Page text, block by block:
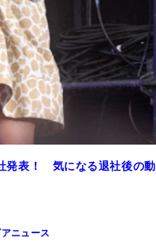
発表！ 気になる退社後の動
ニュース